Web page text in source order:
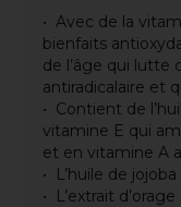
Avec de la
bienfaits
de l’âge qui lutte
antiradicalaire et
Contient de
vitamine E qui
et en vitamine A
L’huile de
L’extrait